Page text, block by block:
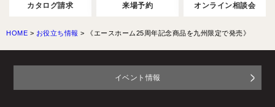
カタログ請求 来場予約 オンライン相談会
HOME > お役立ち情報 > 《エースホーム25周年記念商品を九州限定で発売》
イベント情報